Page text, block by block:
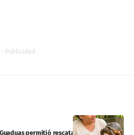
- Publicidad -
permitió rescatar 24 tortugas